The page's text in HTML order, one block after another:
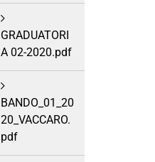
GRADUATORI
A 02-2020.pdf
BANDO_01_20
20_VACCARO.
pdf